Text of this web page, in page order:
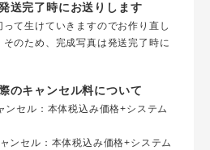
送完了時にお送りします
て生けていきますのでお作り直し
のため、完成写真は発送完了時に
のキャンセル料について
ンセル：本体税込み価格+システム
ンセル：本体税込み価格+システム